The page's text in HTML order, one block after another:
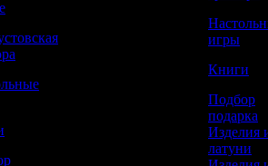
Полировка, Рисовка
по лаку, Травление,
игры
Книги
Подбор
подарка
Изделия
латуни